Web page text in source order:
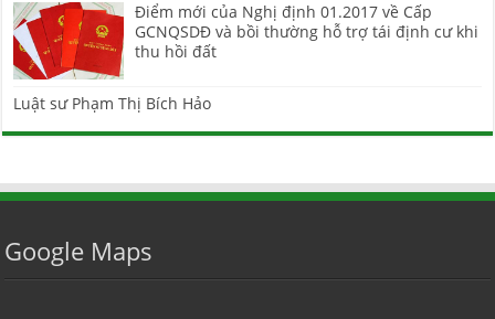
Điểm mới của Nghị định 01.2017 về Cấp
GCNQSDĐ và bồi thường hỗ trợ tái định cư khi
thu hồi đất
Luật sư Phạm Thị Bích Hảo
Google Maps